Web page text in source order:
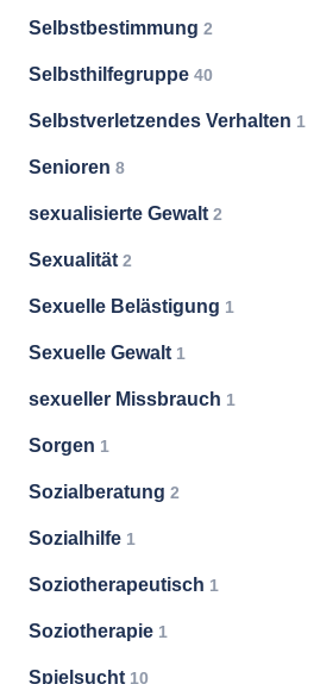
Selbstbestimmung 2
Selbsthilfegruppe 40
Selbstverletzendes Verhalten 1
Senioren 8
sexualisierte Gewalt 2
Sexualität 2
Sexuelle Belästigung 1
Sexuelle Gewalt 1
sexueller Missbrauch 1
Sorgen 1
Sozialberatung 2
Sozialhilfe 1
Soziotherapeutisch 1
Soziotherapie 1
Spielsucht 10